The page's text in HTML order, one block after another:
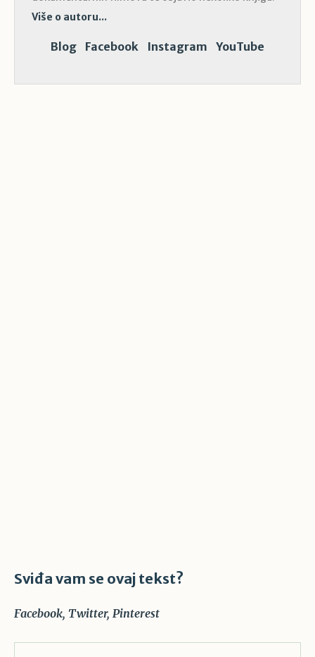
Više o autoru...
Blog Facebook Instagram YouTube
Sviđa vam se ovaj tekst?
Facebook Twitter Pinterest